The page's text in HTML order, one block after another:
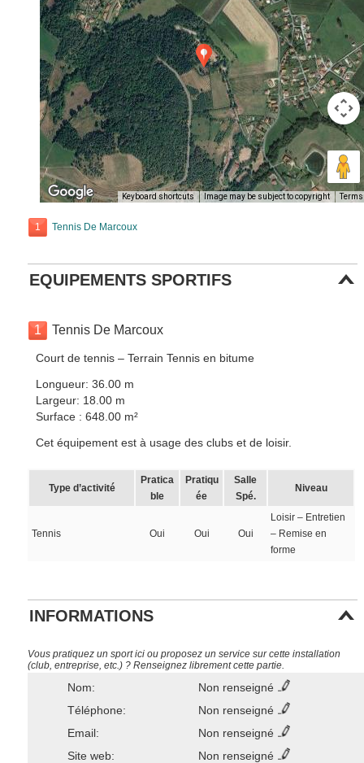
Keyboard shortcuts Image may be subject to copyright Terms
1 Tennis De Marcoux
EQUIPEMENTS SPORTIFS
1 Tennis De Marcoux
Court de tennis – Terrain Tennis en bitume
Longueur: 36.00 m
Largeur: 18.00 m
Surface : 648.00 m²
Cet équipement est à usage des clubs et de loisir.
Type d’activité
Pratica
ble
Pratiqu
ée
Salle
Spé.
Niveau
Tennis Oui Oui Oui
Loisir – Entretien
– Remise en
forme
INFORMATIONS
Vous pratiquez un sport ici ou proposez un service sur cette installation
(club, entreprise, etc.) ? Renseignez librement cette partie.
Nom:
Non renseigné
Téléphone:
Non renseigné
Email:
Non renseigné
Site web:
Non renseigné